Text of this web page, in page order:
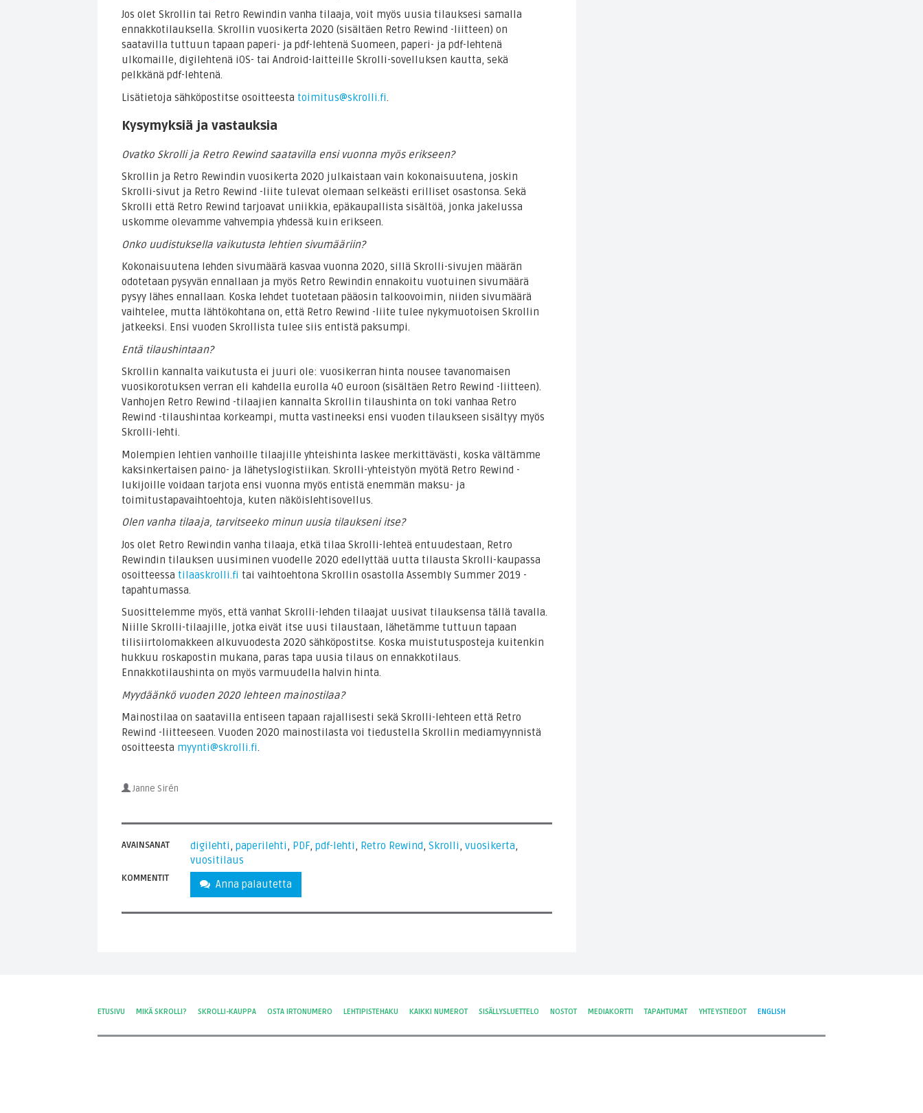
Jos olet Skrollin tai Retro Rewindin vanha tilaaja, voit myös uusia tilauksesi samalla
ennakkotilauksella. Skrollin vuosikerta 2020 (sisältäen Retro Rewind -liitteen) on
saatavilla tuttuun tapaan paperi- ja pdf-lehtenä Suomeen, paperi- ja pdf-lehtenä
ulkomaille, digilehtenä iOS- tai Android-laitteille Skrolli-sovelluksen kautta, sekä
pelkkänä pdf-lehtenä.
Lisätietoja sähköpostitse osoitteesta toimitus@skrolli.fi.
Kysymyksiä ja vastauksia
Ovatko Skrolli ja Retro Rewind saatavilla ensi vuonna myös erikseen?
Skrollin ja Retro Rewindin vuosikerta 2020 julkaistaan vain kokonaisuutena, joskin
Skrolli-sivut ja Retro Rewind -liite tulevat olemaan selkeästi erilliset osastonsa. Sekä
Skrolli että Retro Rewind tarjoavat uniikkia, epäkaupallista sisältöä, jonka jakelussa
uskomme olevamme vahvempia yhdessä kuin erikseen.
Onko uudistuksella vaikutusta lehtien sivumääriin?
Kokonaisuutena lehden sivumäärä kasvaa vuonna 2020, sillä Skrolli-sivujen määrän
odotetaan pysyvän ennallaan ja myös Retro Rewindin ennakoitu vuotuinen sivumäärä
pysyy lähes ennallaan. Koska lehdet tuotetaan pääosin talkoovoimin, niiden sivumäärä
vaihtelee, mutta lähtökohtana on, että Retro Rewind -liite tulee nykymuotoisen Skrollin
jatkeeksi. Ensi vuoden Skrollista tulee siis entistä paksumpi.
Entä tilaushintaan?
Skrollin kannalta vaikutusta ei juuri ole: vuosikerran hinta nousee tavanomaisen
vuosikorotuksen verran eli kahdella eurolla 40 euroon (sisältäen Retro Rewind -liitteen).
Vanhojen Retro Rewind -tilaajien kannalta Skrollin tilaushinta on toki vanhaa Retro
Rewind -tilaushintaa korkeampi, mutta vastineeksi ensi vuoden tilaukseen sisältyy myös
Skrolli-lehti.
Molempien lehtien vanhoille tilaajille yhteishinta laskee merkittävästi, koska vältämme
kaksinkertaisen paino- ja lähetyslogistiikan. Skrolli-yhteistyön myötä Retro Rewind -
lukijoille voidaan tarjota ensi vuonna myös entistä enemmän maksu- ja
toimitustapavaihtoehtoja, kuten näköislehtisovellus.
Olen vanha tilaaja, tarvitseeko minun uusia tilaukseni itse?
Jos olet Retro Rewindin vanha tilaaja, etkä tilaa Skrolli-lehteä entuudestaan, Retro
Rewindin tilauksen uusiminen vuodelle 2020 edellyttää uutta tilausta Skrolli-kaupassa
osoitteessa tilaaskrolli.fi tai vaihtoehtona Skrollin osastolla Assembly Summer 2019 -
tapahtumassa.
Suosittelemme myös, että vanhat Skrolli-lehden tilaajat uusivat tilauksensa tällä tavalla.
Niille Skrolli-tilaajille, jotka eivät itse uusi tilaustaan, lähetämme tuttuun tapaan
tilisiirtolomakkeen alkuvuodesta 2020 sähköpostitse. Koska muistutusposteja kuitenkin
hukkuu roskapostin mukana, paras tapa uusia tilaus on ennakkotilaus.
Ennakkotilaushinta on myös varmuudella halvin hinta.
Myydäänkö vuoden 2020 lehteen mainostilaa?
Mainostilaa on saatavilla entiseen tapaan rajallisesti sekä Skrolli-lehteen että Retro
Rewind -liitteeseen. Vuoden 2020 mainostilasta voi tiedustella Skrollin mediamyynnistä
osoitteesta myynti@skrolli.fi.
Janne Sirén
AVAINSANAT digilehti, paperilehti, PDF, pdf-lehti, Retro Rewind, Skrolli, vuosikerta,
vuositilaus
KOMMENTIT Anna palautetta
ETUSIVU MIKÄ SKROLLI? SKROLLI-KAUPPA OSTA IRTONUMERO LEHTIPISTEHAKU KAIKKI NUMEROT SISÄLLYSLUETTELO NOSTOT MEDIAKORTTI TAPAHTUMAT YHTEYSTIEDOT ENGLISH